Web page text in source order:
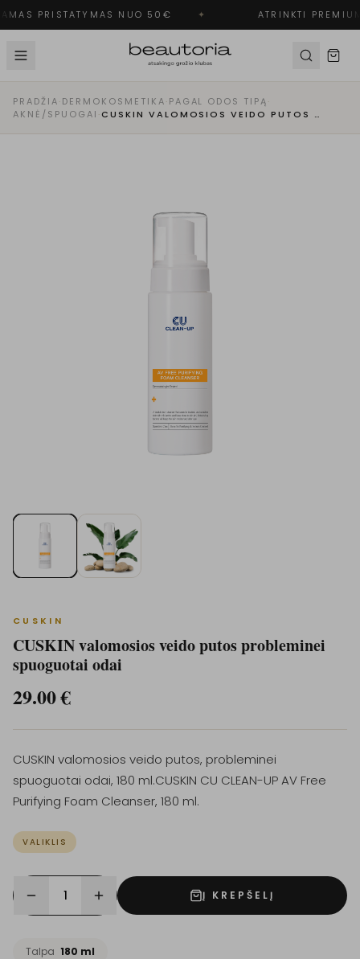
PRISTATYMAS NUO 50€ ✦ ATRINKTI
PRADŽIA·DERMOKOSMETIKA·PAGAL ODOS TIPĄ·
AKNĖ/SPUOGAI · CUSKIN VALOMOSIOS VEIDO PUTOS PROBLEMINEI SPUOGUOTAI ODAI
CUSKIN
CUSKIN valomosios veido putos probleminei
spuoguotai odai
29.00€
CUSKIN valomosios veido putos, probleminei
spuoguotai odai, 180 ml.CUSKIN CU CLEAN-UP AV Free
Purifying Foam Cleanser, 180 ml.
VALIKLIS
1 Į KREPŠELĮ
Talpa 180 ml